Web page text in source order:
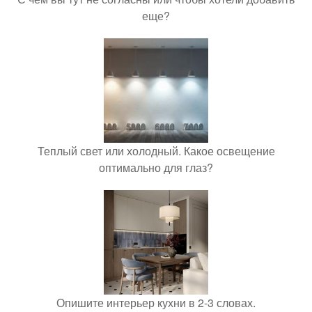
еще?
Теплый свет или холодный. Какое освещение
оптимально для глаз?
Опишите интерьер кухни в 2-3 словах.